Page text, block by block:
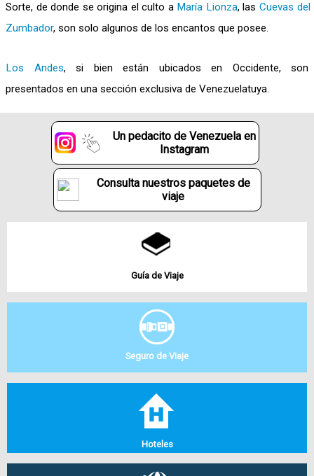
Sorte, de donde se origina el culto a María Lionza, las Cuevas del
Zumbador, son solo algunos de los encantos que posee.
Los Andes, si bien están ubicados en Occidente, son
presentados en una sección exclusiva de Venezuelatuya.
Un pedacito de Venezuela en
Instagram
Consulta nuestros paquetes de
viaje
Guía de Viaje
Seguro de Viaje
Hoteles